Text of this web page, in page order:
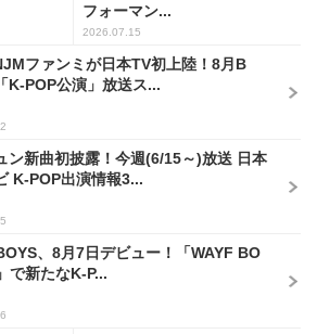
フォーマン...
2026.07.15
ファンミが日本TV初上陸！8月B
K-POP公演」放送ス...
ン新曲初披露！今週(6/15～)放送 日本
K-POP出演情報3...
、8月7日デビュー！「WAYF BO
で新たなK-P...